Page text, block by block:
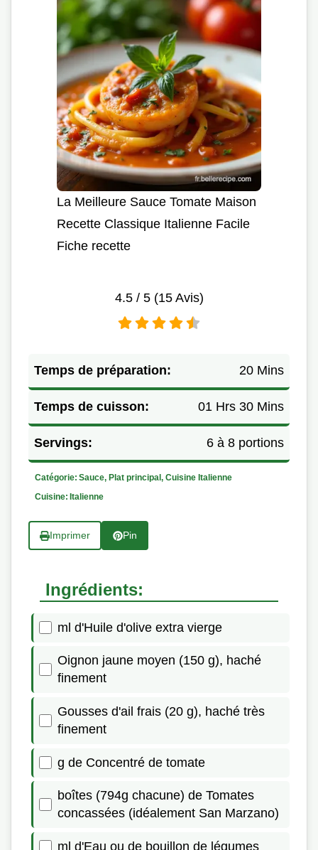
La Meilleure Sauce Tomate Maison
Recette Classique Italienne Facile
Fiche recette
4.5/ 5 (15Avis)
Temps de préparation: 20 Mins
Temps de cuisson: 01 Hrs 30 Mins
Servings: 6 à 8 portions
Catégorie: Sauce, Plat principal, Cuisine Italienne
Cuisine: Italienne
Imprimer Pin
Ingrédients:
ml d'Huile d'olive extra vierge
Oignon jaune moyen (150 g), haché
finement
Gousses d'ail frais (20 g), haché très
finement
g de Concentré de tomate
boîtes (794g chacune) de Tomates
concassées (idéalement San Marzano)
ml d'Eau ou de bouillon de légumes